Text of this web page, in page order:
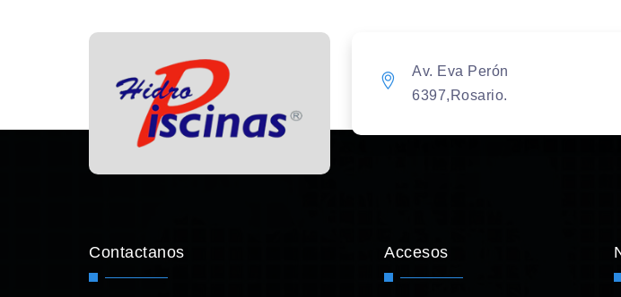
Av. Eva Perón
6397,Rosario.
Contactanos Accesos